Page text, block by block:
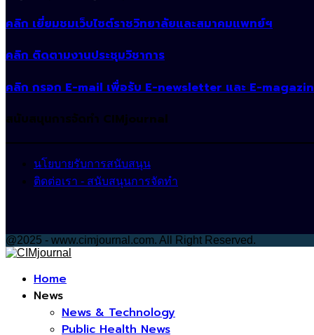
คลิก เยี่ยมชมเว็บไซต์ราชวิทยาลัยและสมาคมแพทย์ฯ
คลิก ติดตามงานประชุมวิชาการ
คลิก กรอก E-mail เพื่อรับ E-newsletter และ E-
สนับสนุนการจัดทำ CIMjournal
นโยบายรับการสนับสนุน
ติดต่อเรา - สนับสนุนการจัดทำ
@2025 - www.cimjournal.com. All Right Reserved.
Home
News
News & Technology
Public Health News